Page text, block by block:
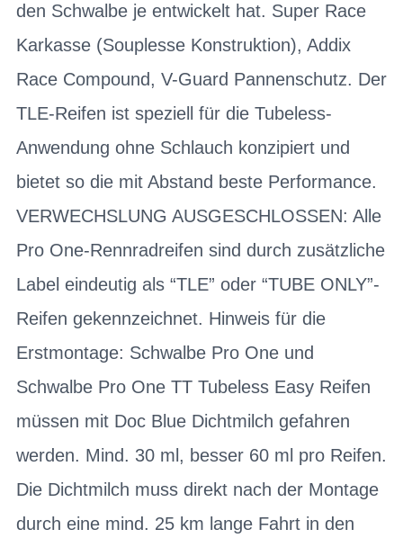
den Schwalbe je entwickelt hat. Super Race
Karkasse (Souplesse Konstruktion), Addix
Race Compound, V-Guard Pannenschutz. Der
TLE-Reifen ist speziell für die Tubeless-
Anwendung ohne Schlauch konzipiert und
bietet so die mit Abstand beste Performance.
VERWECHSLUNG AUSGESCHLOSSEN: Alle
Pro One-Rennradreifen sind durch zusätzliche
Label eindeutig als “TLE” oder “TUBE ONLY”-
Reifen gekennzeichnet. Hinweis für die
Erstmontage: Schwalbe Pro One und
Schwalbe Pro One TT Tubeless Easy Reifen
müssen mit Doc Blue Dichtmilch gefahren
werden. Mind. 30 ml, besser 60 ml pro Reifen.
Die Dichtmilch muss direkt nach der Montage
durch eine mind. 25 km lange Fahrt in den